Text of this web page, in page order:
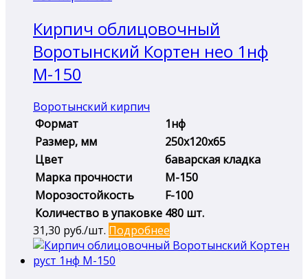
Кирпич облицовочный
Воротынский Кортен нео 1нф
М-150
Воротынский кирпич
Формат
1нф
Размер, мм
250х120х65
Цвет
баварская кладка
Марка прочности
М-150
Морозостойкость
F-100
Количество в упаковке 480 шт.
31,30 руб./шт. Подробнее